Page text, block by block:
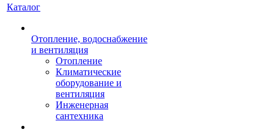
Каталог
Отопление, водоснабжение
и вентиляция
Отопление
Климатические
оборудование и
вентиляция
Инженерная
сантехника